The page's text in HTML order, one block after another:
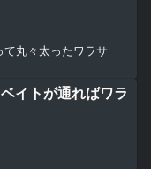
丸々太ったワラサ
イトが通ればワラ